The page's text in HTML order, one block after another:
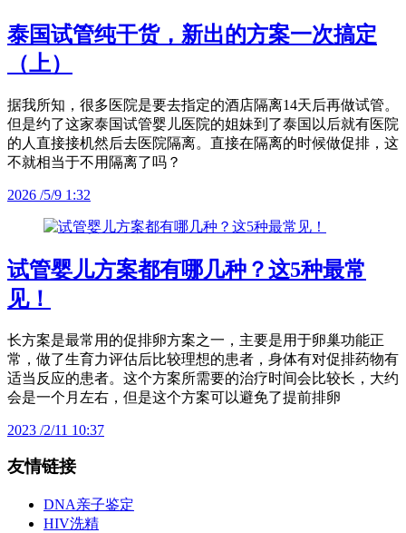
泰国试管纯干货，新出的方案一次搞定
（上）
据我所知，很多医院是要去指定的酒店隔离14天后再做试管。
但是约了这家泰国试管婴儿医院的姐妹到了泰国以后就有医院
的人直接接机然后去医院隔离。直接在隔离的时候做促排，这
不就相当于不用隔离了吗？
2026 /5/9 1:32
试管婴儿方案都有哪几种？这5种最常
见！
长方案是最常用的促排卵方案之一，主要是用于卵巢功能正
常，做了生育力评估后比较理想的患者，身体有对促排药物有
适当反应的患者。这个方案所需要的治疗时间会比较长，大约
会是一个月左右，但是这个方案可以避免了提前排卵
2023 /2/11 10:37
友情链接
DNA亲子鉴定
HIV洗精